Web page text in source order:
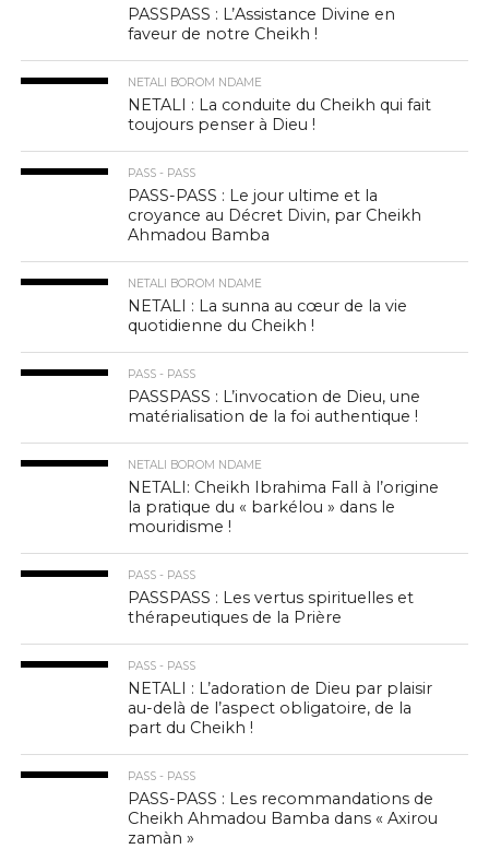
PASSPASS : L’Assistance Divine en
faveur de notre Cheikh !
NETALI BOROM NDAME
NETALI : La conduite du Cheikh qui fait
toujours penser à Dieu !
PASS - PASS
PASS-PASS : Le jour ultime et la
croyance au Décret Divin, par Cheikh
Ahmadou Bamba
NETALI BOROM NDAME
NETALI : La sunna au cœur de la vie
quotidienne du Cheikh !
PASS - PASS
PASSPASS : L’invocation de Dieu, une
matérialisation de la foi authentique !
NETALI BOROM NDAME
NETALI: Cheikh Ibrahima Fall à l’origine
la pratique du « barkélou » dans le
mouridisme !
PASS - PASS
PASSPASS : Les vertus spirituelles et
thérapeutiques de la Prière
PASS - PASS
NETALI : L’adoration de Dieu par plaisir
au-delà de l’aspect obligatoire, de la
part du Cheikh !
PASS - PASS
PASS-PASS : Les recommandations de
Cheikh Ahmadou Bamba dans « Axirou
zamàn »